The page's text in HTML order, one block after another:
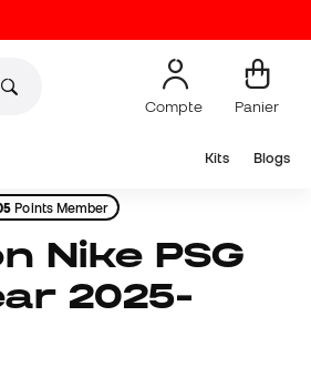
Compte Panier
Kits Blogs
Points Member
2025-